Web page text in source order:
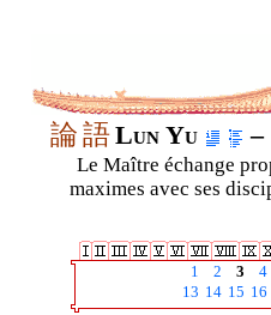
論語Lun Yu –
Le Maître échange
maximes avec ses
1 2 3
4
13 14 15 16